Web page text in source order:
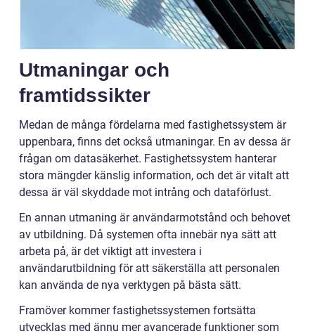
Utmaningar och
framtidssikter
Medan de många fördelarna med fastighetssystem är
uppenbara, finns det också utmaningar. En av dessa är
frågan om datasäkerhet. Fastighetssystem hanterar
stora mängder känslig information, och det är vitalt att
dessa är väl skyddade mot intrång och dataförlust.
En annan utmaning är användarmotstånd och behovet
av utbildning. Då systemen ofta innebär nya sätt att
arbeta på, är det viktigt att investera i
användarutbildning för att säkerställa att personalen
kan använda de nya verktygen på bästa sätt.
Framöver kommer fastighetssystemen fortsätta
utvecklas med ännu mer avancerade funktioner som